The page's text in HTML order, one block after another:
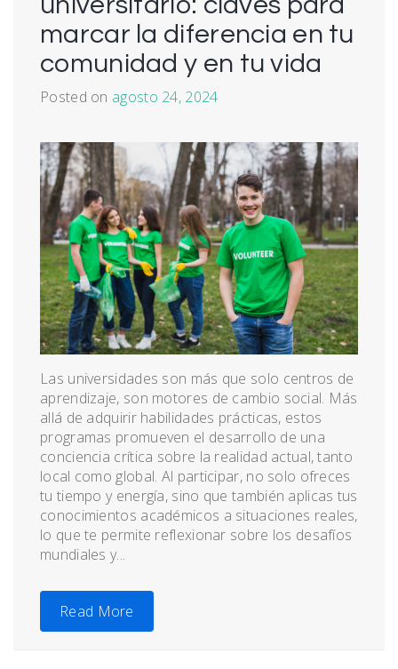
marcar la diferencia en tu
comunidad y en tu vida
Posted on agosto 24, 2024
Las universidades son más que solo centros de
aprendizaje, son motores de cambio social. Más
allá de adquirir habilidades prácticas, estos
programas promueven el desarrollo de una
conciencia crítica sobre la realidad actual, tanto
local como global. Al participar, no solo ofreces
tu tiempo y energía, sino que también aplicas tus
conocimientos académicos a situaciones reales,
lo que te permite reflexionar sobre los desafíos
mundiales y...
Read More